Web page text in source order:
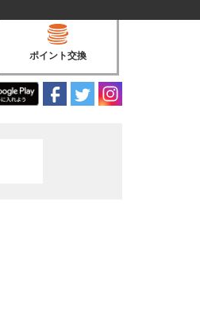
ポイント交換